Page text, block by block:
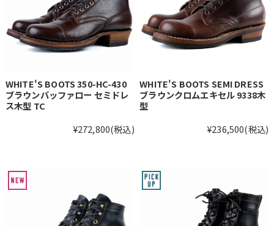
WHITE'S BOOTS 350-HC-430
ブラウンバッファロー セミドレ
ス木型 TC
¥272,800(税込)
WHITE'S BOOTS SEMI DRESS
ブラウンクロムエキセル 9338木
型
¥236,500(税込)